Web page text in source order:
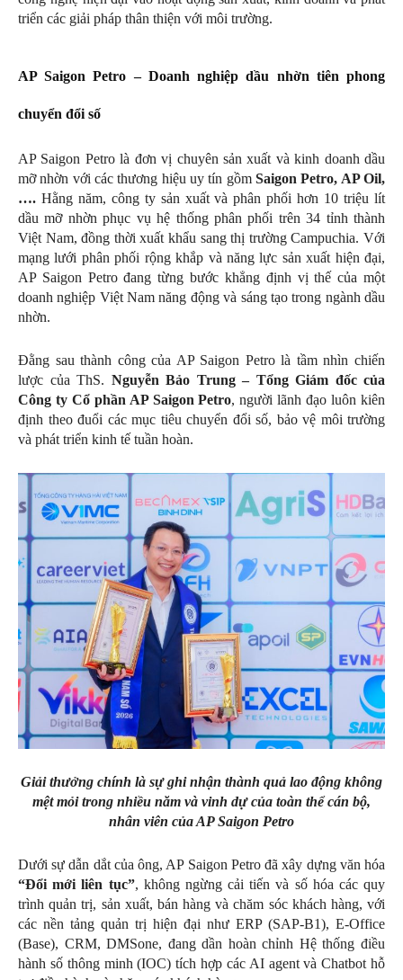
triển các giải pháp thân thiện với môi trường.
AP Saigon Petro – Doanh nghiệp dầu nhờn tiên phong
chuyển đổi số
AP Saigon Petro là đơn vị chuyên sản xuất và kinh doanh dầu
mỡ nhờn với các thương hiệu uy tín gồm Saigon Petro, AP Oil,
…. Hằng năm, công ty sản xuất và phân phối hơn 10 triệu lít
dầu mỡ nhờn phục vụ hệ thống phân phối trên 34 tỉnh thành
Việt Nam, đồng thời xuất khẩu sang thị trường Campuchia. Với
mạng lưới phân phối rộng khắp và năng lực sản xuất hiện đại,
AP Saigon Petro đang từng bước khẳng định vị thế của một
doanh nghiệp Việt Nam năng động và sáng tạo trong ngành dầu
nhờn.
Đằng sau thành công của AP Saigon Petro là tầm nhìn chiến
lược của ThS. Nguyễn Bảo Trung – Tổng Giám đốc của
Công ty Cổ phần AP Saigon Petro, người lãnh đạo luôn kiên
định theo đuổi các mục tiêu chuyển đổi số, bảo vệ môi trường
và phát triển kinh tế tuần hoàn.
Giải thưởng chính là sự ghi nhận thành quả lao động không
mệt mỏi trong nhiều năm và vinh dự của toàn thể cán bộ,
nhân viên của AP Saigon Petro
Dưới sự dẫn dắt của ông, AP Saigon Petro đã xây dựng văn hóa
“Đổi mới liên tục”, không ngừng cải tiến và số hóa các quy
trình quản trị, sản xuất, bán hàng và chăm sóc khách hàng, với
các nền tảng quản trị hiện đại như ERP (SAP-B1), E-Office
(Base), CRM, DMSone, đang dần hoàn chỉnh Hệ thống điều
hành số thông minh (IOC) tích hợp các AI agent và Chatbot hỗ